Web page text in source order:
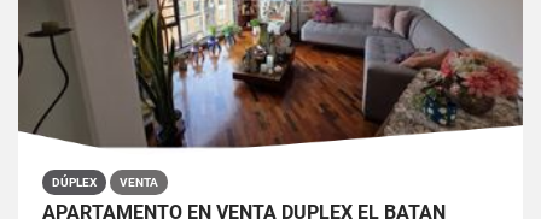
DÚPLEX VENTA
APARTAMENTO EN VENTA DÚPLEX EL BATÁN